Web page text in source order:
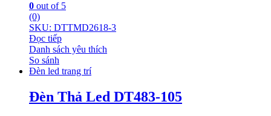
0 out of 5
(0)
SKU: DTTMD2618-3
Đọc tiếp
Danh sách yêu thích
So sánh
Đèn led trang trí
Đèn Thả Led DT483-105